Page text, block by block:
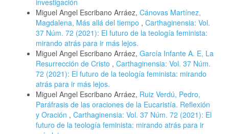
investigación
Miguel Angel Escribano Arráez, Cánovas Martínez,
Magdalena, Más allá del tiempo , Carthaginensia: Vol.
37 Núm. 72 (2021): El futuro de la teología feminista:
mirando atrás para ir más lejos.
Miguel Angel Escribano Arráez, García Infante A. E, La
Resurrección de Cristo , Carthaginensia: Vol. 37 Núm.
72 (2021): El futuro de la teología feminista: mirando
atrás para ir más lejos.
Miguel Angel Escribano Arráez, Ruiz Verdú, Pedro,
Paráfrasis de las oraciones de la Eucaristía. Reflexión
y Oración , Carthaginensia: Vol. 37 Núm. 72 (2021): El
futuro de la teología feminista: mirando atrás para ir